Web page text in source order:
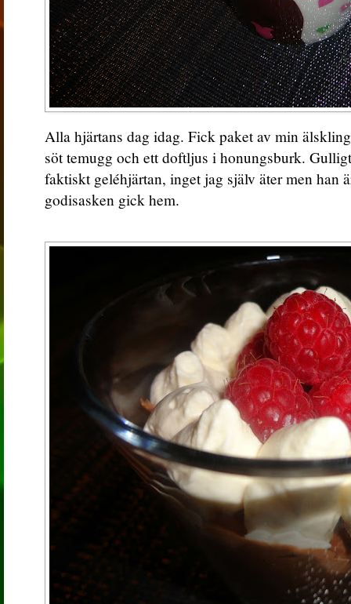
Alla hjärtans dag idag. Fick paket av min
söt temugg och ett doftljus i honungsburk.
faktiskt geléhjärtan, inget jag själv äter men han
godisasken gick hem.